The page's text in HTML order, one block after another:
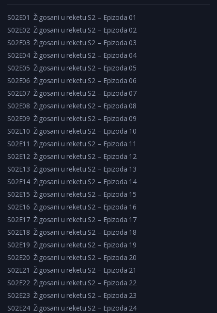
S02E01 Žigosani u reketu S2 – Epizoda 01
S02E02 Žigosani u reketu S2 – Epizoda 02
S02E03 Žigosani u reketu S2 – Epizoda 03
S02E04 Žigosani u reketu S2 – Epizoda 04
S02E05 Žigosani u reketu S2 – Epizoda 05
S02E06 Žigosani u reketu S2 – Epizoda 06
S02E07 Žigosani u reketu S2 – Epizoda 07
S02E08 Žigosani u reketu S2 – Epizoda 08
S02E09 Žigosani u reketu S2 – Epizoda 09
S02E10 Žigosani u reketu S2 – Epizoda 10
S02E11 Žigosani u reketu S2 – Epizoda 11
S02E12 Žigosani u reketu S2 – Epizoda 12
S02E13 Žigosani u reketu S2 – Epizoda 13
S02E14 Žigosani u reketu S2 – Epizoda 14
S02E15 Žigosani u reketu S2 – Epizoda 15
S02E16 Žigosani u reketu S2 – Epizoda 16
S02E17 Žigosani u reketu S2 – Epizoda 17
S02E18 Žigosani u reketu S2 – Epizoda 18
S02E19 Žigosani u reketu S2 – Epizoda 19
S02E20 Žigosani u reketu S2 – Epizoda 20
S02E21 Žigosani u reketu S2 – Epizoda 21
S02E22 Žigosani u reketu S2 – Epizoda 22
S02E23 Žigosani u reketu S2 – Epizoda 23
S02E24 Žigosani u reketu S2 – Epizoda 24